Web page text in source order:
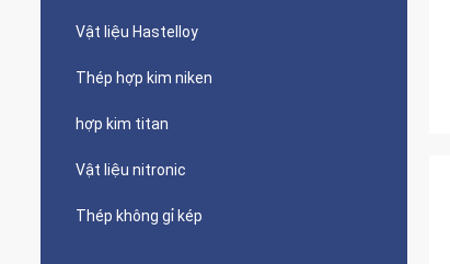
Vật liệu Hastelloy
Thép hợp kim niken
hợp kim titan
Vật liệu nitronic
Thép không gỉ kép